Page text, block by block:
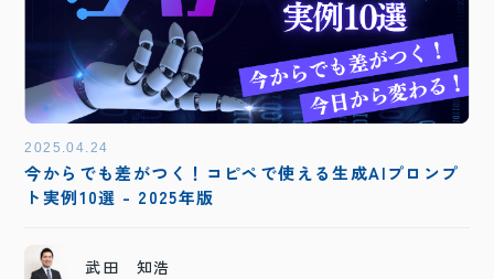
2025.04.24
今からでも差がつく！コピペで使える生成AIプロンプ
ト実例10選 - 2025年版
武田 知浩